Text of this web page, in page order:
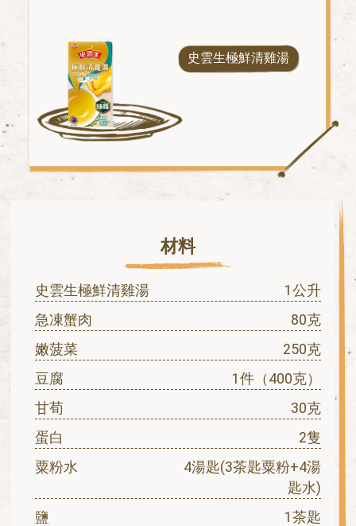
史雲生極鮮清雞湯
材料
史雲生極鮮清雞湯
1公升
急凍蟹肉
80克
嫩菠菜
250克
豆腐
1件（400克）
甘荀
30克
蛋白
2隻
粟粉水
4湯匙(3茶匙粟粉+4湯
匙水)
鹽
1茶匙